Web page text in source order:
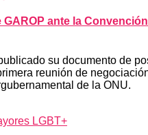
GAROP ante la
su documento de
reunión de
de la ONU.
LGBT+